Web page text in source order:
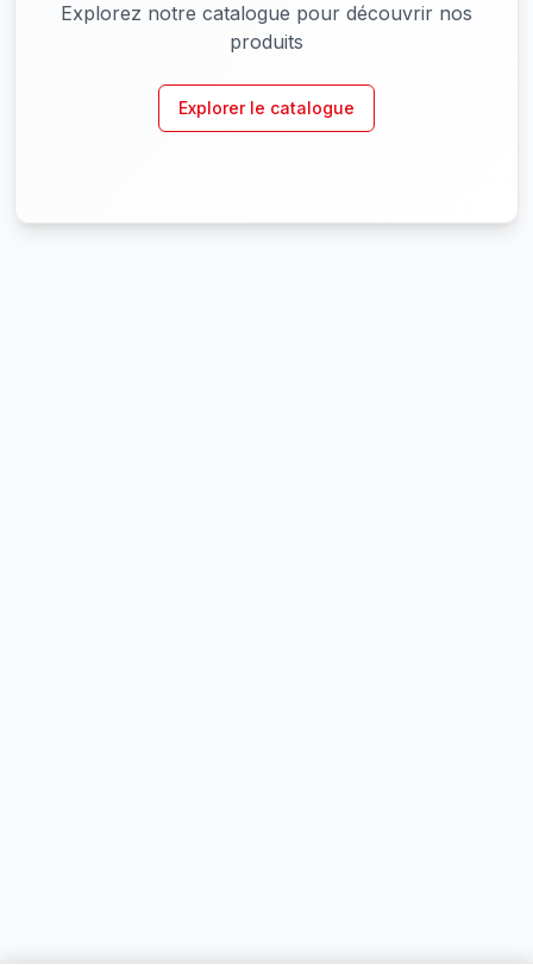
Explorez notre catalogue pour découvrir nos
produits
Explorer le catalogue